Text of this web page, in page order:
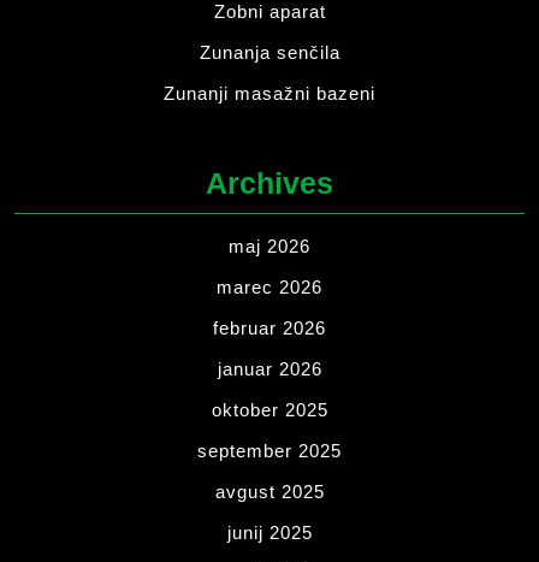
Zobni aparat
Zunanja senčila
Zunanji masažni bazeni
Archives
maj 2026
marec 2026
februar 2026
januar 2026
oktober 2025
september 2025
avgust 2025
junij 2025